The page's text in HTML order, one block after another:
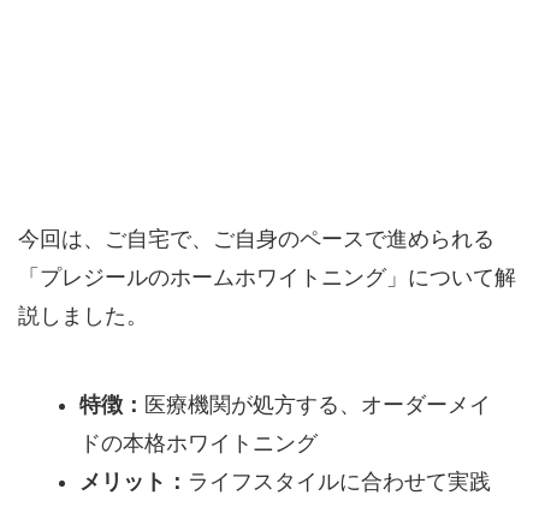
今回は、ご自宅で、ご自身のペースで進められる
「プレジールのホームホワイトニング」について解
説しました。
特徴： 医療機関が処方する、オーダーメイ
ドの本格ホワイトニング
メリット： ライフスタイルに合わせて実践